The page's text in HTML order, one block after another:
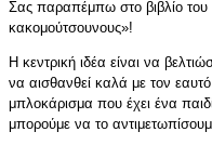
Σας παραπέμπω στο βιβλίο
κακομούτσουνους»!
Η κεντρική ιδέα είναι να
να αισθανθεί καλά με τον
μπλοκάρισμα που έχει ένα
μπορούμε να το